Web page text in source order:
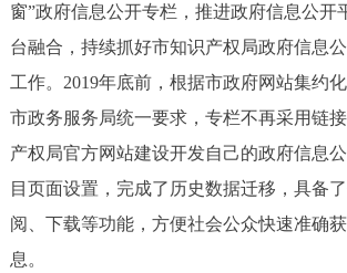
窗”政府信息公开专栏，推进政府信息公开
台融合，持续抓好市知识产权局政府信息
工作。2019年底前，根据市政府网站集约
市政务服务局统一要求，专栏不再采用链
产权局官方网站建设开发自己的政府信息
目页面设置，完成了历史数据迁移，具备
阅、下载等功能，方便社会公众快速准确
息。